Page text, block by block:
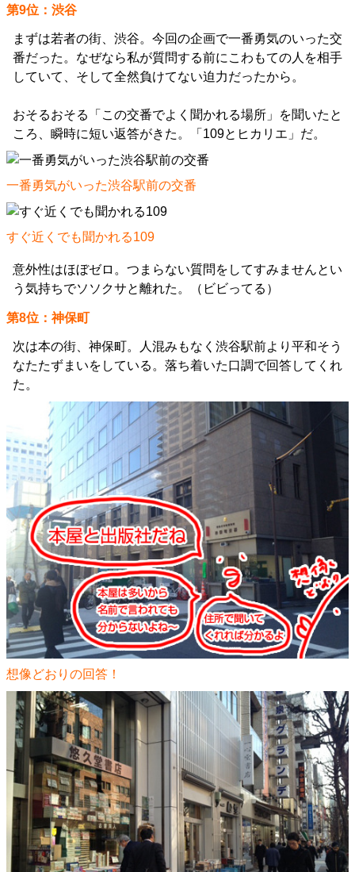
第9位：渋谷
まずは若者の街、渋谷。今回の企画で一番勇気のいった交
番だった。なぜなら私が質問する前にこわもての人を相手
していて、そして全然負けてない迫力だったから。
おそるおそる「この交番でよく聞かれる場所」を聞いたと
ころ、瞬時に短い返答がきた。「109とヒカリエ」だ。
一番勇気がいった渋谷駅前の交番
すぐ近くでも聞かれる109
意外性はほぼゼロ。つまらない質問をしてすみませんとい
う気持ちでソソクサと離れた。（ビビってる）
第8位：神保町
次は本の街、神保町。人混みもなく渋谷駅前より平和そう
なたたずまいをしている。落ち着いた口調で回答してくれ
た。
想像どおりの回答！